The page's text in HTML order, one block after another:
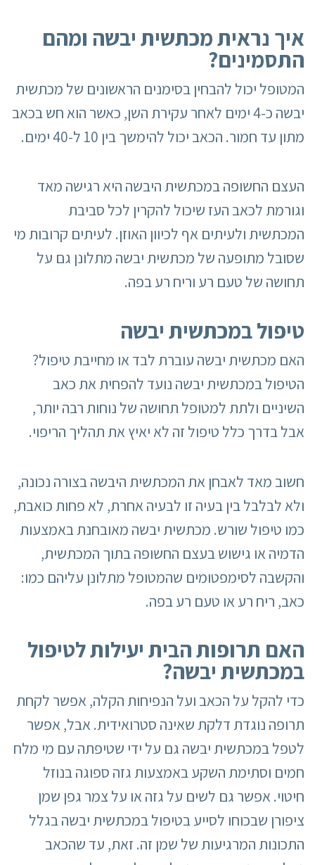
איך נראית מכתשית יבשה ומהם
התסמינים?
המטופל יכול להבחין בסימנים הראשונים של מכתשית
יבשה כ-4 ימים לאחר עקירת השן, כאשר הוא חש בכאב
מתון עד חמור. הכאב יכול להימשך בין 10 ל-40 ימים.
העצם החשופה במכתשית היבשה היא רגישה מאד
וגורמת לכאב העז שיכול להקרין לכל סביבת
המכתשית ולעיתים אף לכיוון האוזן. לעיתים קרובות מי
שסובל מתופעה של מכתשית יבשה מתלונן גם על
תחושה של טעם רע וריח רע בפה.
טיפול במכתשית יבשה
האם מכתשית יבשה עוברת לבד או מחייבת טיפול?
הטיפול במכתשית יבשה נועד להפחית את כאב
השיניים ולתת למטופל תחושה של נוחות רבה יותר,
אבל בדרך כלל טיפול זה לא יאיץ את תהליך הריפוי.
חשוב מאד לאבחן את המכתשית היבשה בצורה נכונה,
ולא לבלבל בין בעיה זו לבעיה אחרת, לא פחות כואבת,
כמו טיפול שורש. מכתשית יבשה מאובחנת באמצעות
הדמיה או גישוש בעצם החשופה בתוך המכתשית,
והקשבה לסימפטומים שהמטופל מתלונן עליהם כמו:
כאב, ריח רע או טעם רע בפה.
האם תרופות הבית יעילות לטיפול
במכתשית יבשה?
כדי להקל על הכאב ועל הנפיחות הקלה, אפשר לקחת
תרופה נוגדת דלקת שאינה סטרואידית. אבל, אפשר
לטפל במכתשית יבשה גם על ידי שטיפתה עם מי מלח
חמים וסתימת השקע באמצעות גזה ספוגה בנוזל
חיטוי. אפשר גם לשים על גזה או על צמר גפן שמן
ציפורן שבכוחו לסייע בטיפול במכתשית יבשה בגלל
התכונות המרגיעות של שמן זה. זאת, עד שהכאב